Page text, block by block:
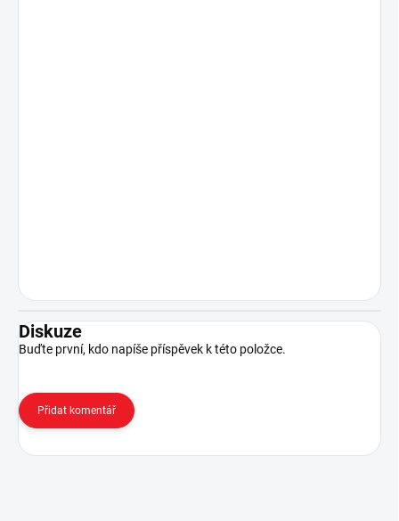
Diskuze
Buďte první, kdo napíše příspěvek k této položce.
Přidat komentář